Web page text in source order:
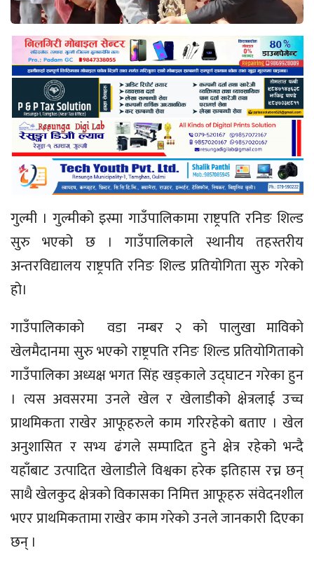
गुल्मी । गुल्मीको इस्मा गाउँपालिकामा राष्ट्रपति रनिङ शिल्ड
सुरु भएको छ । गाउँपालिकाले स्थानीय तहस्तरीय
अन्तरविद्यालय राष्ट्रपति रनिङ शिल्ड प्रतियोगिता सुरु गरेको
हो।
गाउँपालिकाकाे वडा नम्बर २ काे पालुखा माविकाे
खेलमैदानमा सुरु भएको राष्ट्रपति रनिङ शिल्ड प्रतियोगिताको
गाउँपालिका अध्यक्ष भगत सिंह खड्काले उद्घाटन गरेका हुन
। त्यस अवसरमा उनले खेल र खेलाडीको क्षेत्रलाई उच्च
प्राथमिकता राखेर आफूहरुले काम गरिरहेको बताए । खेल
अनुशासित र सभ्य ढंगले सम्पादित हुने क्षेत्र रहेको भन्दै
यहाँबाट उत्पादित खेलाडीले विश्वका हरेक इतिहास रच्न छन्
साथै खेलकुद क्षेत्रकाे विकासका निमित्त आफूहरु संवेदनशील
भएर प्राथमिकतामा राखेर काम गरेको उनले जानकारी दिएका
छन् ।